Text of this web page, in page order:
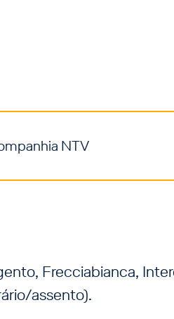
NTV
Frecciabianca,
assento).